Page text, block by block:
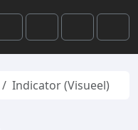
SearchAccount
Cart
Indicator (Visueel)